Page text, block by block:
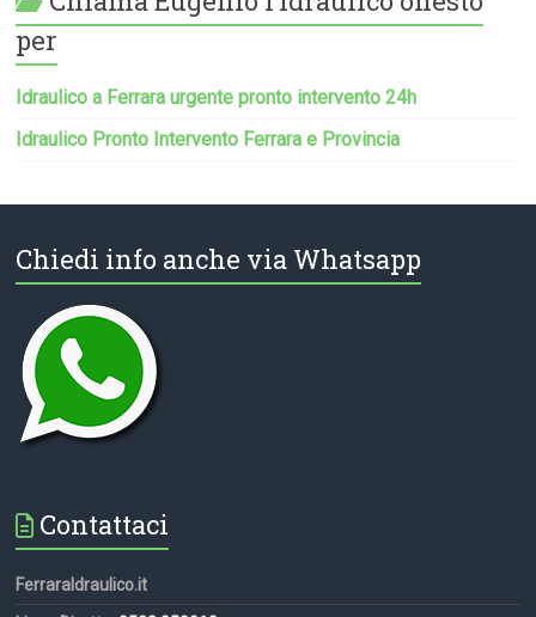
per
Idraulico a Ferrara urgente pronto intervento 24h
Idraulico Pronto Intervento Ferrara e Provincia
Chiedi info anche via Whatsapp
Contattaci
FerraraIdraulico.it